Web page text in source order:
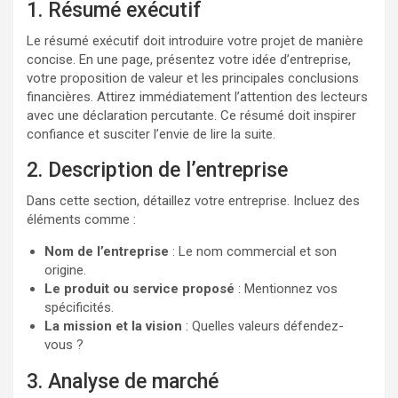
1. Résumé exécutif
Le résumé exécutif doit introduire votre projet de manière
concise. En une page, présentez votre idée d’entreprise,
votre proposition de valeur et les principales conclusions
financières. Attirez immédiatement l’attention des lecteurs
avec une déclaration percutante. Ce résumé doit inspirer
confiance et susciter l’envie de lire la suite.
2. Description de l’entreprise
Dans cette section, détaillez votre entreprise. Incluez des
éléments comme :
Nom de l’entreprise : Le nom commercial et son
origine.
Le produit ou service proposé : Mentionnez vos
spécificités.
La mission et la vision : Quelles valeurs défendez-
vous ?
3. Analyse de marché